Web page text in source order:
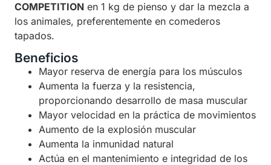
COMPETITION en 1 kg de pienso y dar la mezcla a
los animales, preferentemente en comederos
tapados.
Beneficios
Mayor reserva de energía para los músculos
Aumenta la fuerza y la resistencia,
proporcionando desarrollo de masa muscular
Mayor velocidad en la práctica de movimientos
Aumento de la explosión muscular
Aumenta la inmunidad natural
Actúa en el mantenimiento e integridad de los